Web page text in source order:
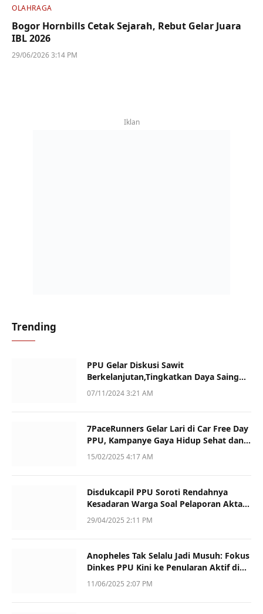
OLAHRAGA
Bogor Hornbills Cetak Sejarah, Rebut Gelar Juara
IBL 2026
29/06/2026 3:14 PM
Iklan
Trending
PPU Gelar Diskusi Sawit
Berkelanjutan,Tingkatkan Daya Saing
dan Kualitas
07/11/2024 3:21 AM
7PaceRunners Gelar Lari di Car Free Day
PPU, Kampanye Gaya Hidup Sehat dan
Dukung UMKM
15/02/2025 4:17 AM
Disdukcapil PPU Soroti Rendahnya
Kesadaran Warga Soal Pelaporan Akta
Kematian
29/04/2025 2:11 PM
Anopheles Tak Selalu Jadi Musuh: Fokus
Dinkes PPU Kini ke Penularan Aktif di
Sotek
11/06/2025 2:07 PM